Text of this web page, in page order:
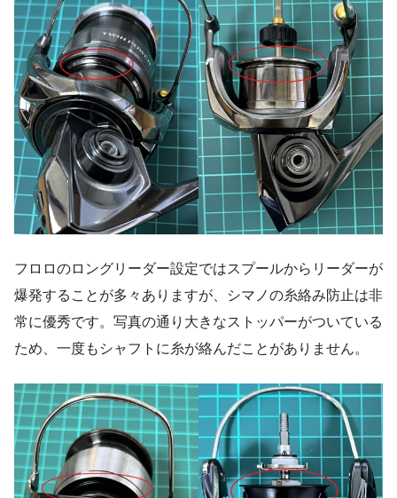
フロロのロングリーダー設定ではスプールからリーダーが
爆発することが多々ありますが、シマノの糸絡み防止は非
常に優秀です。写真の通り大きなストッパーがついている
ため、一度もシャフトに糸が絡んだことがありません。